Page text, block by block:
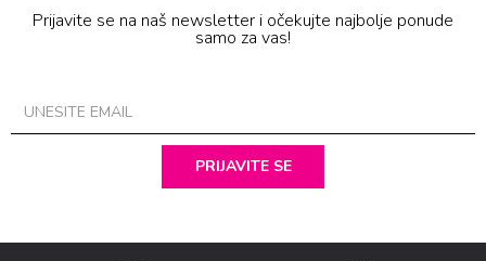
Prijavite se na naš newsletter i očekujte najbolje ponude
samo za vas!
PRIJAVITE SE